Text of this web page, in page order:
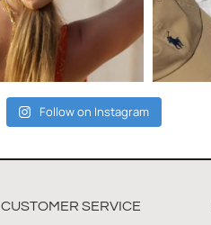
Follow on Instagram
CUSTOMER SERVICE